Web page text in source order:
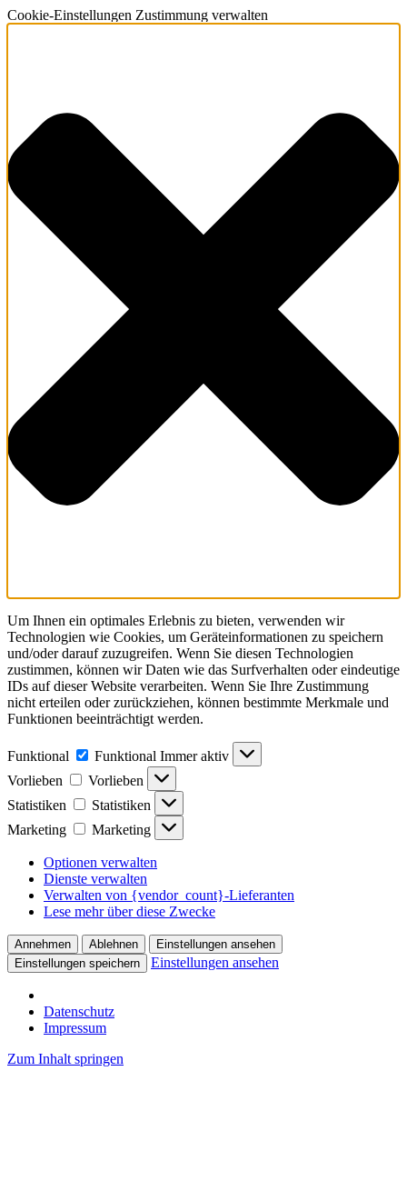
Cookie-Einstellungen Zustimmung verwalten
Um Ihnen ein optimales Erlebnis zu bieten, verwenden wir
Technologien wie Cookies, um Geräteinformationen zu speichern
und/oder darauf zuzugreifen. Wenn Sie diesen Technologien
zustimmen, können wir Daten wie das Surfverhalten oder eindeutige
IDs auf dieser Website verarbeiten. Wenn Sie Ihre Zustimmung
nicht erteilen oder zurückziehen, können bestimmte Merkmale und
Funktionen beeinträchtigt werden.
Funktional Funktional Immer aktiv
Vorlieben
Vorlieben
Statistiken
Statistiken
Marketing
Marketing
Optionen verwalten
Dienste verwalten
Verwalten von {vendor_count}-Lieferanten
Lese mehr über diese Zwecke
Annehmen Ablehnen
Einstellungen ansehen
Einstellungen speichern
Einstellungen ansehen
Datenschutz
Impressum
Zum Inhalt springen